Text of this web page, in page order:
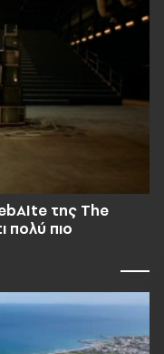
της The
πολύ πιο